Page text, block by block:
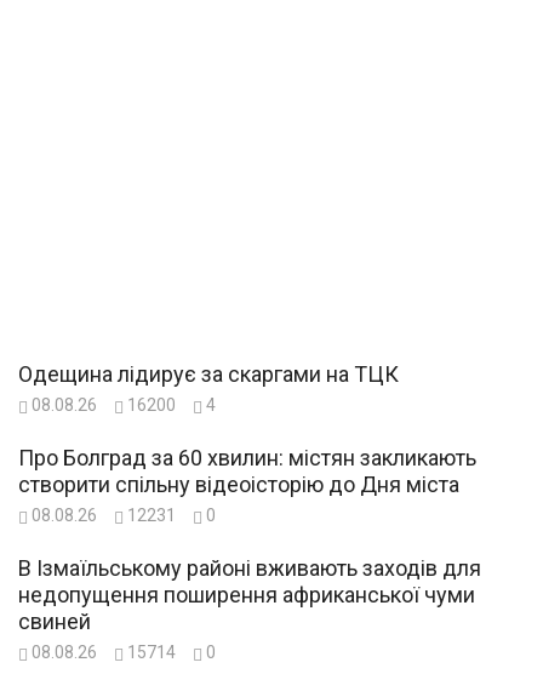
Одещина лідирує за скаргами на ТЦК
08.08.26 16200 4
Про Болград за 60 хвилин: містян закликають
створити спільну відеоісторію до Дня міста
08.08.26 12231 0
В Ізмаїльському районі вживають заходів для
недопущення поширення африканської чуми
свиней
08.08.26 15714 0